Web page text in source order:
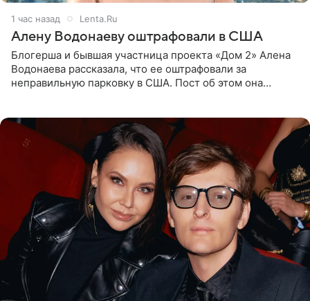
1 час назад Lenta.Ru
Алену Водонаеву оштрафовали в США
Блогерша и бывшая участница проекта «Дом 2» Алена
Водонаева рассказала, что ее оштрафовали за
неправильную парковку в США. Пост об этом она